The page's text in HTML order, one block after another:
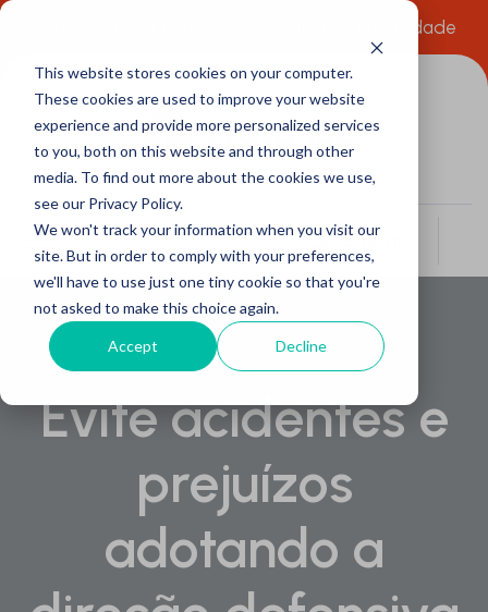
This website stores cookies on your computer.
These cookies are used to improve your website
experience and provide more personalized services
to you, both on this website and through other
media. To find out more about the cookies we use,
see our Privacy Policy.
We won't track your information when you visit our
site. But in order to comply with your preferences,
we'll have to use just one tiny cookie so that you're
not asked to make this choice again.
Accept Decline
Política de Privacidade
Buscar
Evite acidentes e
prejuízos
adotando a